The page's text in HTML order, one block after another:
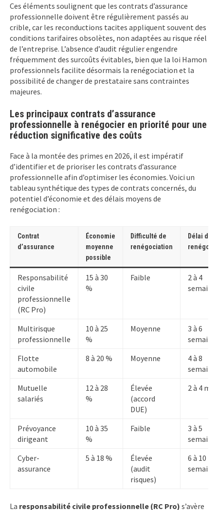
Ces éléments soulignent que les contrats d’assurance
professionnelle doivent être régulièrement passés au
crible, car les reconductions tacites appliquent souvent des
conditions tarifaires obsolètes, non adaptées au risque réel
de l’entreprise. L’absence d’audit régulier engendre
fréquemment des surcoûts évitables, bien que la loi Hamon
professionnels facilite désormais la renégociation et la
possibilité de changer de prestataire sans contraintes
majeures.
Les principaux contrats d’assurance
professionnelle à renégocier en priorité pour une
réduction significative des coûts
Face à la montée des primes en 2026, il est impératif
d’identifier et de prioriser les contrats d’assurance
professionnelle afin d’optimiser les économies. Voici un
tableau synthétique des types de contrats concernés, du
potentiel d’économie et des délais moyens de
renégociation :
Contrat
d’assurance
Économie
moyenne
possible
Difficulté de
renégociation
Délai de
Responsabilité
civile
professionnelle
(RC Pro)
15 à 30
%
Faible
2 à 4
Multirisque
professionnelle
10 à 25
%
Moyenne
3 à 6
Flotte
automobile
8 à 20 % Moyenne
4 à 8
Mutuelle
salariés
12 à 28
%
Élevée
(accord
DUE)
2 à 4
Prévoyance
dirigeant
10 à 35
%
Faible
3 à 5
Cyber-
assurance
5 à 18 %
Élevée
(audit
risques)
6 à 10
La responsabilité civile professionnelle (RC Pro) s’avère